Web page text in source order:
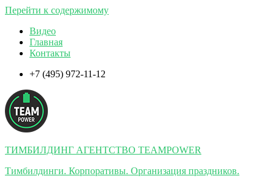
Перейти к содержимому
Видео
Главная
Контакты
+7 (495) 972-11-12
ТИМБИЛДИНГ АГЕНТСТВО TEAMPOWER
Тимбилдинги. Корпоративы. Организация праздников.